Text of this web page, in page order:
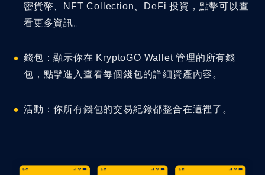
密貨幣、NFT Collection、DeFi 投資，點擊可以查
看更多資訊。
錢包：顯示你在 KryptoGO Wallet 管理的所有錢
包，點擊進入查看每個錢包的詳細資產內容。
活動：你所有錢包的交易紀錄都整合在這裡了。